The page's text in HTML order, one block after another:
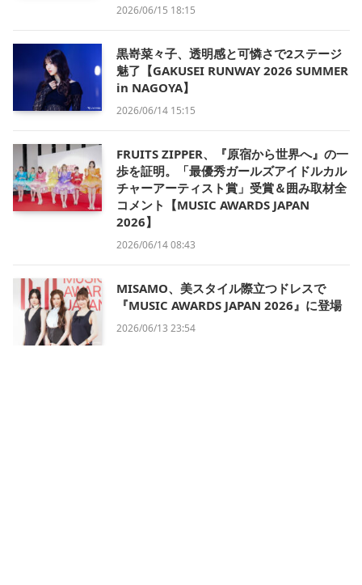
2026/06/15 18:15
黒嵜菜々子、透明感と可憐さで2ステージ
魅了【GAKUSEI RUNWAY 2026 SUMMER
in NAGOYA】
2026/06/14 15:15
FRUITS ZIPPER、『原宿から世界へ』の一
歩を証明。「最優秀ガールズアイドルカル
チャーアーティスト賞」受賞＆囲み取材全
コメント【MUSIC AWARDS JAPAN
2026】
2026/06/14 08:43
MISAMO、美スタイル際立つドレスで
『MUSIC AWARDS JAPAN 2026』に登場
2026/06/13 23:54